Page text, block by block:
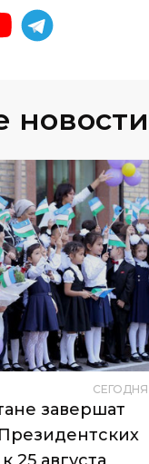
новости
СЕГОДНЯ
завершат
25 августа
видами школьных
получат почти 800